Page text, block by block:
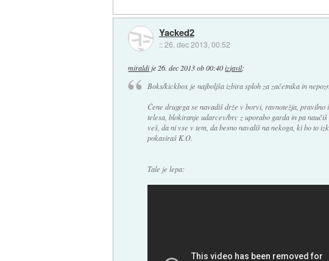
Yacked2
::26. dec 2013, 00:52
miraldije 26. dec 2013 ob 00:40 izjavil:
Boks/kickbox je najboljša izbira sploh za začetnika in
Čene drugega se navadiš drže v borvi, ravnotežja,
telesa, blokiranje udarcev/brc z uporabo garda in pa
veš, da ni vse v tem, da besno navališ na nekoga, ki bo to
pokasiraš K.O.
Tale je lepa: